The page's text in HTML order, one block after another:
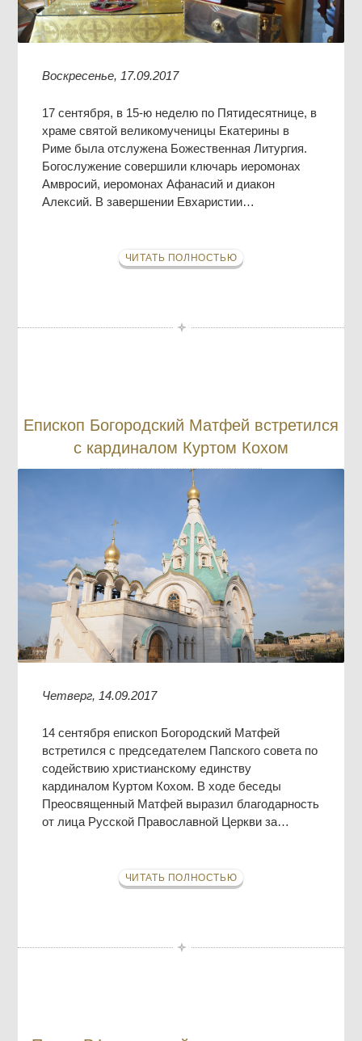
Воскресенье, 17.09.2017
17 сентября, в 15-ю неделю по Пятидесятнице, в
храме святой великомученицы Екатерины в
Риме была отслужена Божественная Литургия.
Богослужение совершили ключарь иеромонах
Амвросий, иеромонах Афанасий и диакон
Алексий. В завершении Евхаристии…
ЧИТАТЬ ПОЛНОСТЬЮ
Епископ Богородский Матфей встретился
с кардиналом Куртом Кохом
Четверг, 14.09.2017
14 сентября епископ Богородский Матфей
встретился с председателем Папского совета по
содействию христианскому единству
кардиналом Куртом Кохом. В ходе беседы
Преосвященный Матфей выразил благодарность
от лица Русской Православной Церкви за…
ЧИТАТЬ ПОЛНОСТЬЮ